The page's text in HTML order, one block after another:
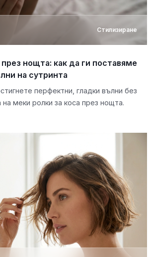
Стилизиране
през нощта: как да ги поставяме
на сутринта
перфектни, гладки вълни без
меки ролки за коса през нощта.